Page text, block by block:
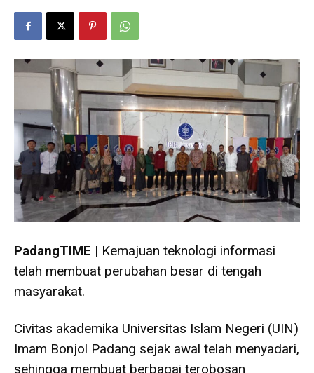
PadangTIME | Kemajuan teknologi informasi
telah membuat perubahan besar di tengah
masyarakat.
Civitas akademika Universitas Islam Negeri (UIN)
Imam Bonjol Padang sejak awal telah menyadari,
sehingga membuat berbagai terobosan